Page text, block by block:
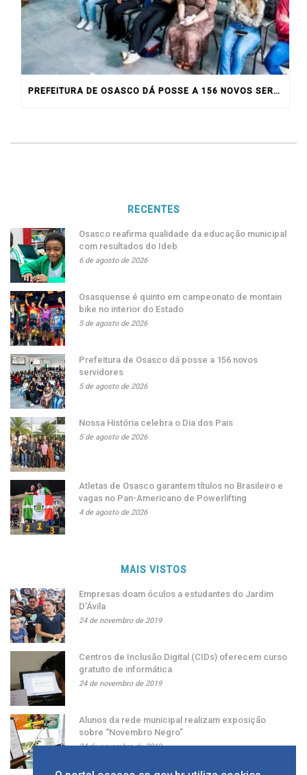
PREFEITURA DE OSASCO DÁ POSSE A 156 NOVOS SERVIDORES
RECENTES
Osasco reafirma qualidade da educação municipal
com resultados do Ideb
6 de agosto de 2026
Osasquense é quinto em campeonato de montain
bike no interior do Estado
5 de agosto de 2026
Prefeitura de Osasco dá posse a 156 novos
servidores
5 de agosto de 2026
Nossa História celebra o Dia dos Pais
5 de agosto de 2026
Atletas de Osasco garantem títulos no Brasileiro e
vagas no Pan-Americano de Powerlifting
4 de agosto de 2026
MAIS VISTOS
Empresas doam óculos a estudantes do Jardim
D’Ávila
24 de novembro de 2019
Centros de Inclusão Digital (CIDs) oferecem curso
gratuito de informática
24 de novembro de 2019
Alunos da rede municipal realizam exposição
sobre “Novembro Negro”
24 de novembro de 2019